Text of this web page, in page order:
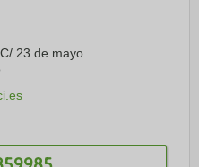
23 de mayo